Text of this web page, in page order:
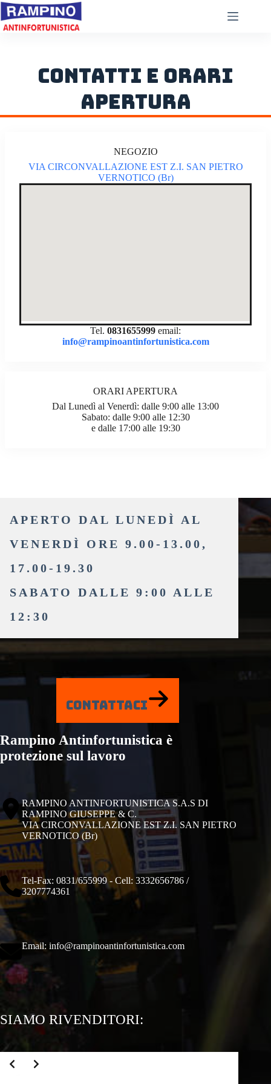
Salta
contenuto
CONTATTI E ORARI
APERTURA
NEGOZIO
VIA CIRCONVALLAZIONE EST Z.I. SAN PIETRO
VERNOTICO (Br)
Tel. 0831655999 email:
info@rampinoantinfortunistica.com
ORARI APERTURA
Dal Lunedì al Venerdì: dalle 9:00 alle 13:00
Sabato: dalle 9:00 alle 12:30
e dalle 17:00 alle 19:30
APERTO DAL LUNEDÌ AL
VENERDÌ ORE 9.00-13.00,
17.00-19.30
SABATO DALLE 9:00 ALLE
12:30
CONTATTACI
Rampino Antinfortunistica è
protezione sul lavoro
RAMPINO ANTINFORTUNISTICA S.A.S DI
RAMPINO GIUSEPPE & C.
VIA CIRCONVALLAZIONE EST Z.I. SAN PIETRO
VERNOTICO (Br)
Tel-Fax: 0831/655999 - Cell: 3332656786 /
3207774361
Email: info@rampinoantinfortunistica.com
SIAMO RIVENDITORI: